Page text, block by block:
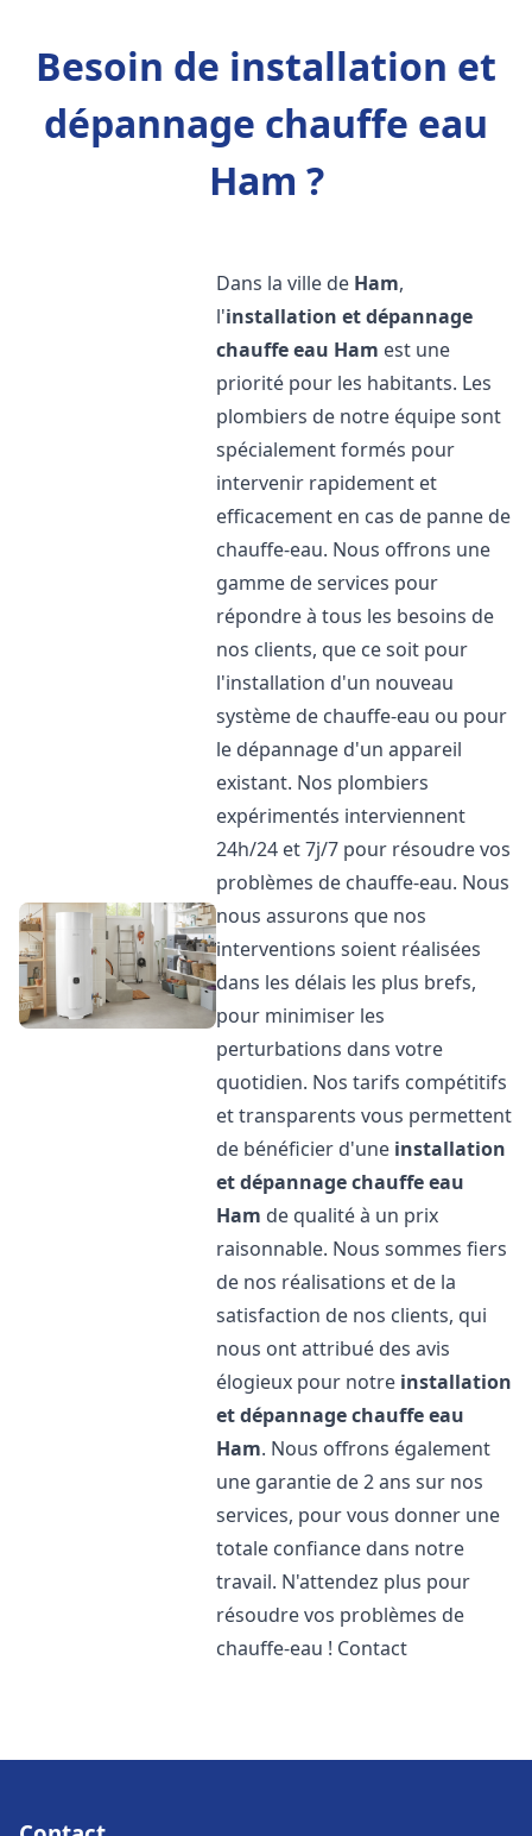
Besoin de installation et
dépannage chauffe eau
Ham ?
Dans la ville de Ham,
l'installation et dépannage
chauffe eau Ham est une
priorité pour les habitants. Les
plombiers de notre équipe sont
spécialement formés pour
intervenir rapidement et
efficacement en cas de panne de
chauffe-eau. Nous offrons une
gamme de services pour
répondre à tous les besoins de
nos clients, que ce soit pour
l'installation d'un nouveau
système de chauffe-eau ou pour
le dépannage d'un appareil
existant. Nos plombiers
expérimentés interviennent
24h/24 et 7j/7 pour résoudre vos
problèmes de chauffe-eau. Nous
nous assurons que nos
interventions soient réalisées
dans les délais les plus brefs,
pour minimiser les
perturbations dans votre
quotidien. Nos tarifs compétitifs
et transparents vous permettent
de bénéficier d'une installation
et dépannage chauffe eau
Ham de qualité à un prix
raisonnable. Nous sommes fiers
de nos réalisations et de la
satisfaction de nos clients, qui
nous ont attribué des avis
élogieux pour notre installation
et dépannage chauffe eau
Ham. Nous offrons également
une garantie de 2 ans sur nos
services, pour vous donner une
totale confiance dans notre
travail. N'attendez plus pour
résoudre vos problèmes de
chauffe-eau ! Contact